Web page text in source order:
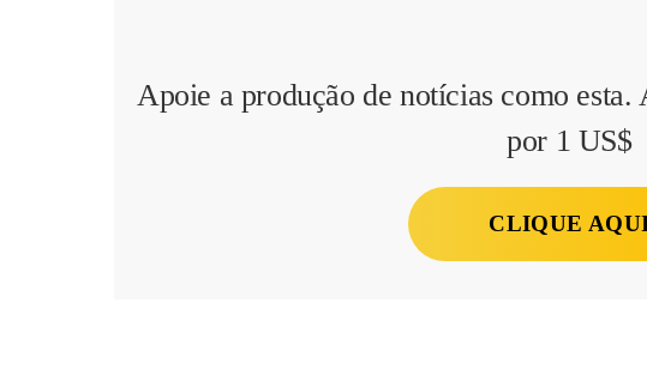
Apoie a produção de notícias como
por 1 US$
CLIQUE